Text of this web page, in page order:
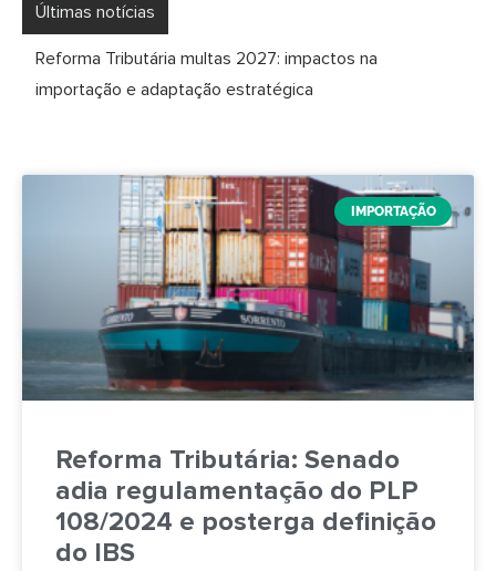
Últimas notícias
Reforma Tributária multas 2027: impactos na
importação e adaptação estratégica
IMPORTAÇÃO
Reforma Tributária: Senado
adia regulamentação do PLP
108/2024 e posterga definição
do IBS